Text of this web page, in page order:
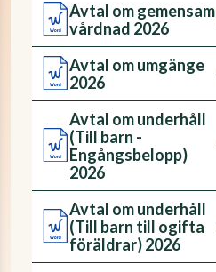
Avtal om gemensam
vårdnad 2026
Avtal om umgänge
2026
Avtal om underhåll
(Till barn -
Engångsbelopp)
2026
Avtal om underhåll
(Till barn till ogifta
föräldrar) 2026